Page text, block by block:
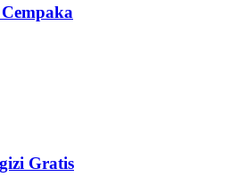
Gratis